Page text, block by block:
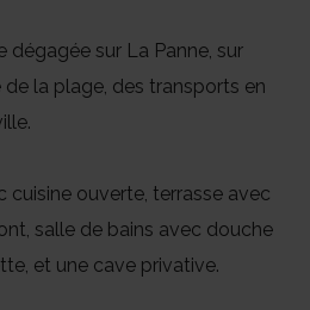
sur La Panne, sur
la plage, des transports en
cuisine ouverte, terrasse avec
salle de bains avec douche
et une cave privative.